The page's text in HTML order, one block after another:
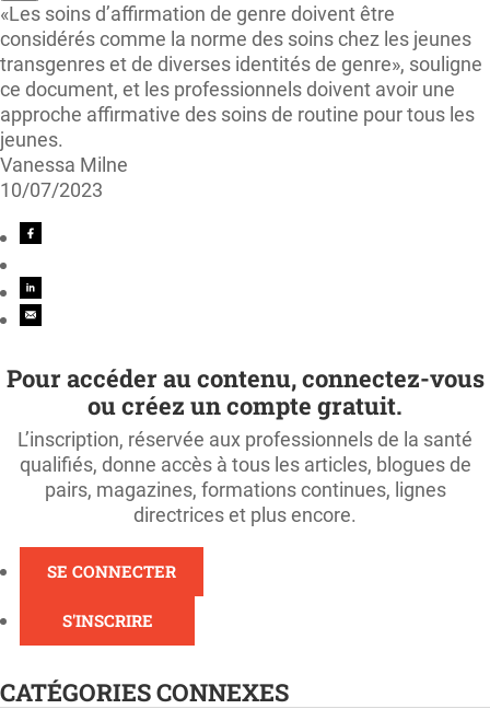
«Les soins d’affirmation de genre doivent être
considérés comme la norme des soins chez les jeunes
transgenres et de diverses identités de genre», souligne
ce document, et les professionnels doivent avoir une
approche affirmative des soins de routine pour tous les
jeunes.
Vanessa Milne
10/07/2023
Pour accéder au contenu, connectez-vous
ou créez un compte gratuit.
L’inscription, réservée aux professionnels de la santé
qualifiés, donne accès à tous les articles, blogues de
pairs, magazines, formations continues, lignes
directrices et plus encore.
SE CONNECTER
S'INSCRIRE
CATÉGORIES CONNEXES